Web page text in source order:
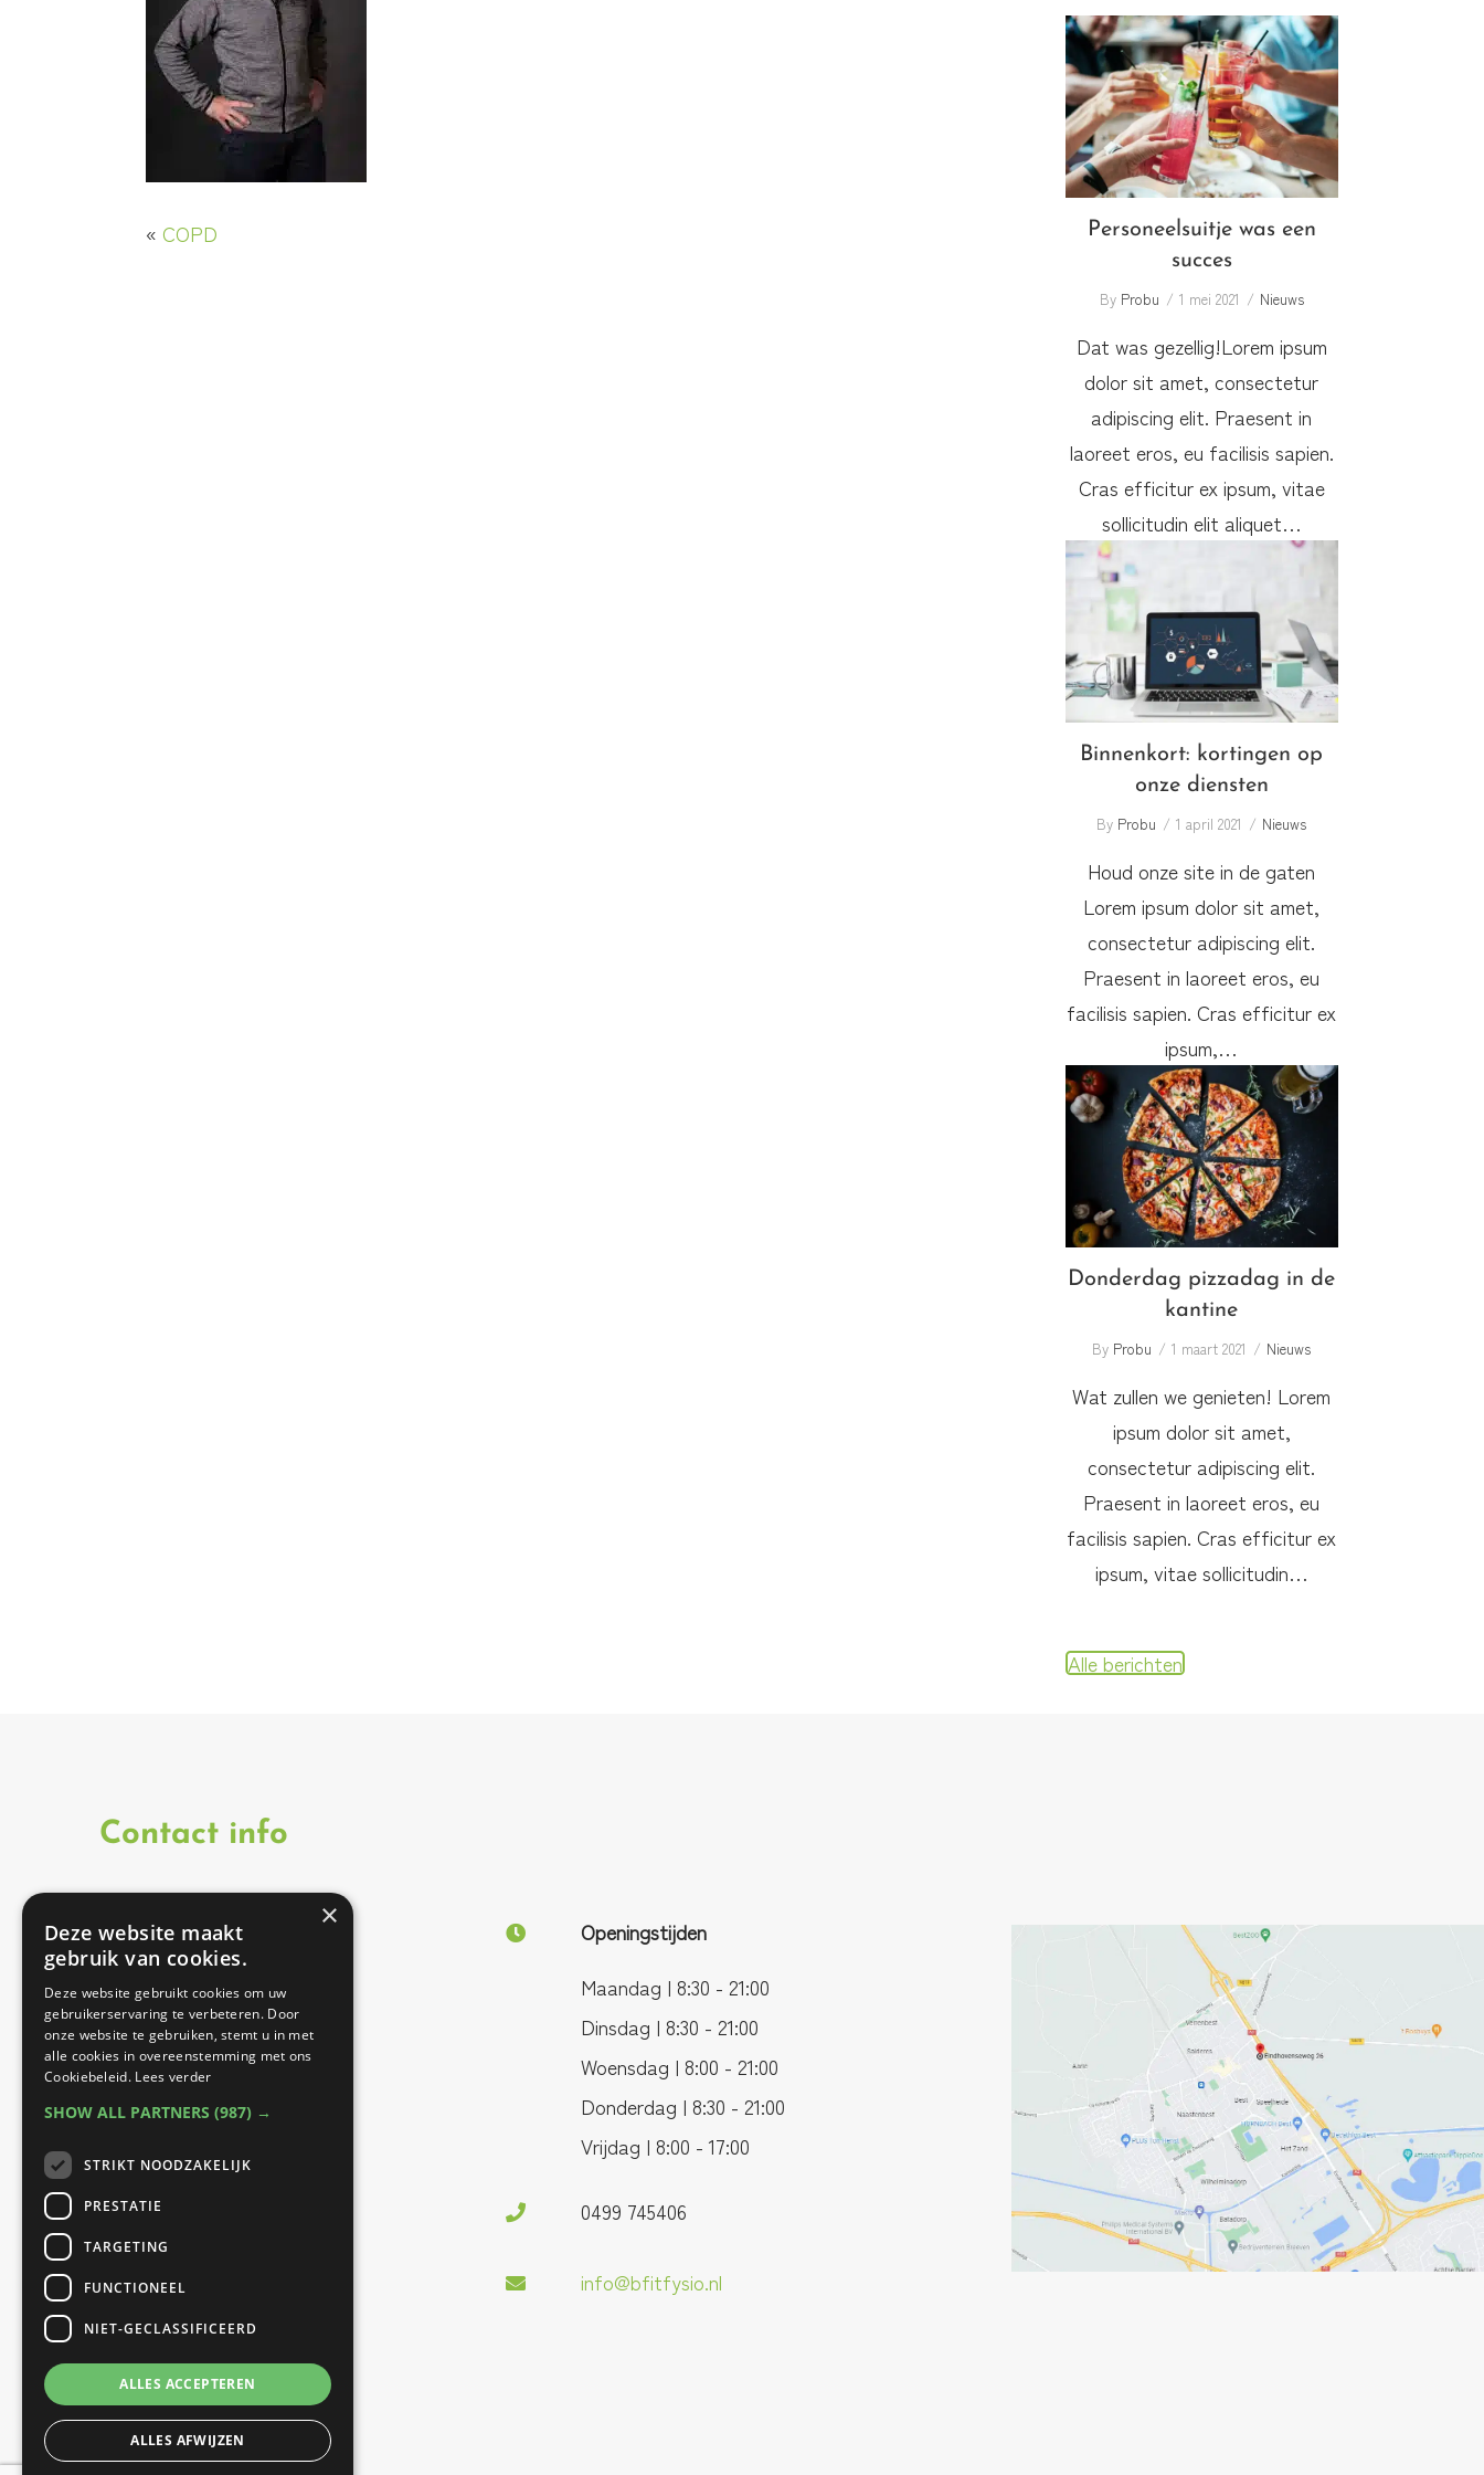
« COPD
Personeelsuitje was een
succes
Personeelsuitje was een
succes
By Probu 1 mei 2021 Nieuws
Dat was gezellig!Lorem ipsum
dolor sit amet, consectetur
adipiscing elit. Praesent in
laoreet eros, eu facilisis sapien.
Cras efficitur ex ipsum, vitae
sollicitudin elit aliquet…
Binnenkort: kortingen op
onze diensten
Binnenkort: kortingen op
onze diensten
By Probu 1 april 2021 Nieuws
Houd onze site in de gaten
Lorem ipsum dolor sit amet,
consectetur adipiscing elit.
Praesent in laoreet eros, eu
facilisis sapien. Cras efficitur ex
ipsum,…
Donderdag pizzadag in de
kantine
Donderdag pizzadag in de
kantine
By Probu 1 maart 2021 Nieuws
Wat zullen we genieten! Lorem
ipsum dolor sit amet,
consectetur adipiscing elit.
Praesent in laoreet eros, eu
facilisis sapien. Cras efficitur ex
ipsum, vitae sollicitudin…
Alle berichten
Contact info
Onze therapeuten zijn
werkzaam op twee
locaties:
Best Fit Fysiotherapie
Sporthal Naestenbest |
Prinses Beatrixlaan 27 |
5684 GJ Best
B Fit Fysio
040 Fit |
Openingstijden
Maandag | 8:30 - 21:00
Dinsdag | 8:30 - 21:00
Woensdag | 8:00 - 21:00
Donderdag | 8:30 - 21:00
Vrijdag | 8:00 - 17:00
0499 745406
info@bfitfysio.nl
×
Deze website maakt
gebruik van cookies.
Deze website gebruikt cookies om uw
gebruikerservaring te verbeteren. Door
onze website te gebruiken, stemt u in met
alle cookies in overeenstemming met ons
Cookiebeleid. Lees verder
SHOW ALL PARTNERS (987) →
STRIKT NOODZAKELIJK
PRESTATIE
TARGETING
FUNCTIONEEL
NIET-GECLASSIFICEERD
ALLES ACCEPTEREN
ALLES AFWIJZEN